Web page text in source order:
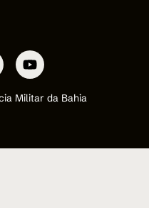
Militar da Bahia